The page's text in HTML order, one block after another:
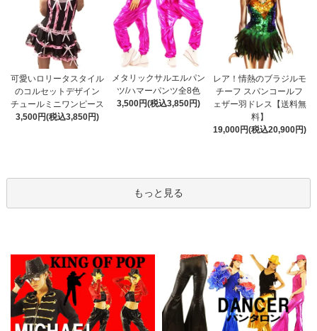
可愛いロリータスタイル
のコルセットデザイン
チュールミニワンピース
3,500円(税込3,850円)
メタリックサルエルパン
ツ/ハマーパンツ全8色
3,500円(税込3,850円)
レア！情熱のブラジルモ
チーフ スパンコールフ
ェザー羽ドレス【送料無
料】
19,000円(税込20,900円)
もっと見る